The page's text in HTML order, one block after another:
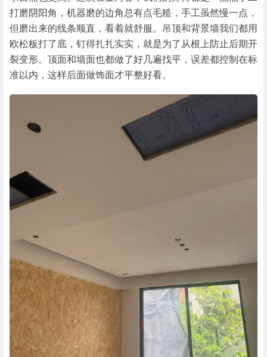
打磨阴阳角，机器磨的边角总有点毛糙，手工虽然慢一点，
但磨出来的线条顺直，看着就舒服。吊顶和背景墙我们都用
欧松板打了底，钉得扎扎实实，就是为了从根上防止后期开
裂变形。顶面和墙面也都做了好几遍找平，误差都控制在标
准以内，这样后面做饰面才平整好看。